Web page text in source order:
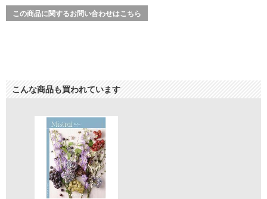
この商品に関するお問い合わせはこちら
こんな商品も買われています